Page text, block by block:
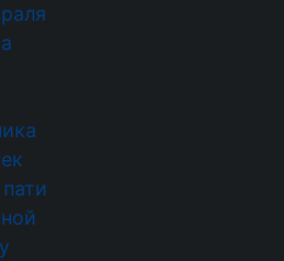
рождения. Это круглая
и застолье на ней
поэтому
начинают с еды: что
ли всем. И именно
фуршет или банкет?
нужна команда
обойтись скромнее?